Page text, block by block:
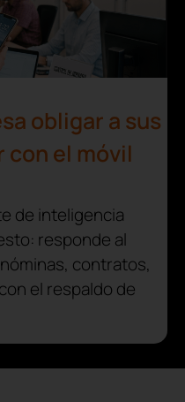
obligar a sus
con el móvil
de inteligencia
responde al
contratos,
el respaldo de